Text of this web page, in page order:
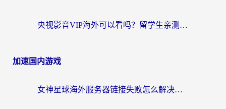
央视影音VIP海外可以看吗？留学生亲测有效的回国加速器选择指南
加速国内游戏
女神星球海外服务器链接失败怎么解决？海外党国服游戏加速避坑指南